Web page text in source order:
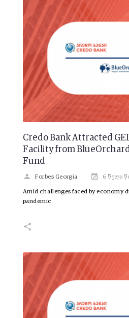
Credo Bank Attracted
Facility from
Fund
Forbes Georgia 6 წელი
Amid challenges faced by economy
pandemic.